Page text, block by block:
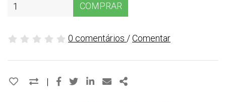
COMPRAR
0 comentários /Comentar
| Facebook
TwitterLinkedin
EmailShare